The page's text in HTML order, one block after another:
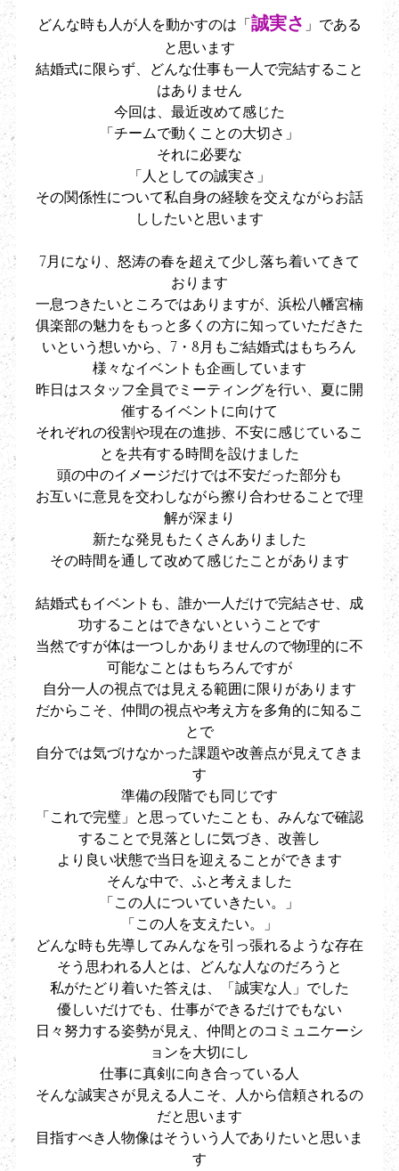
どんな時も人が人を動かすのは「誠実さ 」である
と思います
結婚式に限らず、どんな仕事も一人で完結すること
はありません
今回は、最近改めて感じた
「チームで動くことの大切さ」
それに必要な
「人としての誠実さ」
その関係性について私自身の経験を交えながらお話
ししたいと思います
7月になり、怒涛の春を超えて少し落ち着いてきて
おります
一息つきたいところではありますが、浜松八幡宮楠
俱楽部の魅力をもっと多くの方に知っていただきた
いという想いから、7・8月もご結婚式はもちろん
様々なイベントも企画しています
昨日はスタッフ全員でミーティングを行い、夏に開
催するイベントに向けて
それぞれの役割や現在の進捗、不安に感じているこ
とを共有する時間を設けました
頭の中のイメージだけでは不安だった部分も
お互いに意見を交わしながら擦り合わせることで理
解が深まり
新たな発見もたくさんありました
その時間を通して改めて感じたことがあります
結婚式もイベントも、誰か一人だけで完結させ、成
功することはできないということです
当然ですが体は一つしかありませんので物理的に不
可能なことはもちろんですが
自分一人の視点では見える範囲に限りがあります
だからこそ、仲間の視点や考え方を多角的に知るこ
とで
自分では気づけなかった課題や改善点が見えてきま
す
準備の段階でも同じです
「これで完璧」と思っていたことも、みんなで確認
することで見落としに気づき、改善し
より良い状態で当日を迎えることができます
そんな中で、ふと考えました
「この人についていきたい。」
「この人を支えたい。」
どんな時も先導してみんなを引っ張れるような存在
そう思われる人とは、どんな人なのだろうと
私がたどり着いた答えは、「誠実な人」でした
優しいだけでも、仕事ができるだけでもない
日々努力する姿勢が見え、仲間とのコミュニケーシ
ョンを大切にし
仕事に真剣に向き合っている人
そんな誠実さが見える人こそ、人から信頼されるの
だと思います
目指すべき人物像はそういう人でありたいと思いま
す